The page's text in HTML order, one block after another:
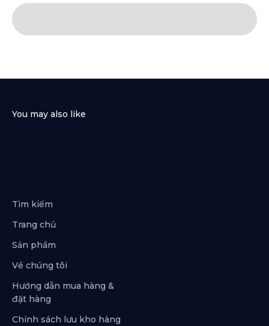
Tìm kiếm
Trang chủ
Sản phẩm
Về chúng tôi
Hướng dẫn mua hàng &
đặt hàng
Chính sách lưu kho hàng